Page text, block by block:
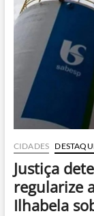
de
peixes
mortos
no
Maresias
CIDADES
Justiça
regularize
Ilhabela